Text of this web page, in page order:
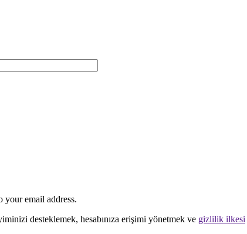
your email address.
desteklemek, hesabınıza erişimi yönetmek ve gizlilik ilkesi